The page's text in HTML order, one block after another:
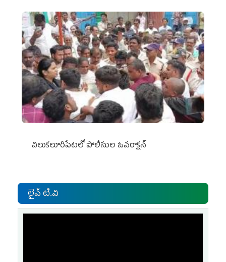
చిలుక‌లూరిపేట‌లో పోలీసుల ఓవ‌రాక్ష‌న్‌
లైవ్ టి.వి